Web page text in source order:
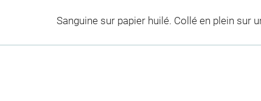
Sanguine sur papier huilé. Collé en plein sur